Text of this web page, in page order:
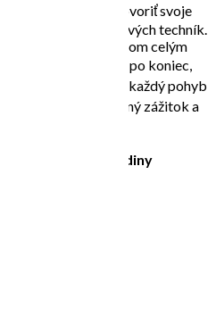
naučiť nechať „prehovoriť svoje
a rôznych zaujímavých techník.
hravým spôsobom celým
obrazu od začiatku po koniec,
uvoľniť a užívať si každý pohyb
je nezabudnuteľný zážitok a
120 minút – 2 hodiny